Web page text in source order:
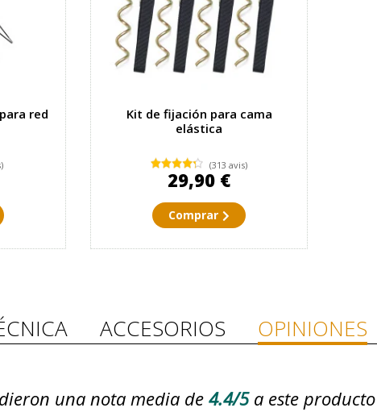
red
Kit de fijación para cama
elástica
(313 avis)
29,90 €
Comprar
ACCESORIOS OPINIONES
una nota media de4.4/5 a este producto